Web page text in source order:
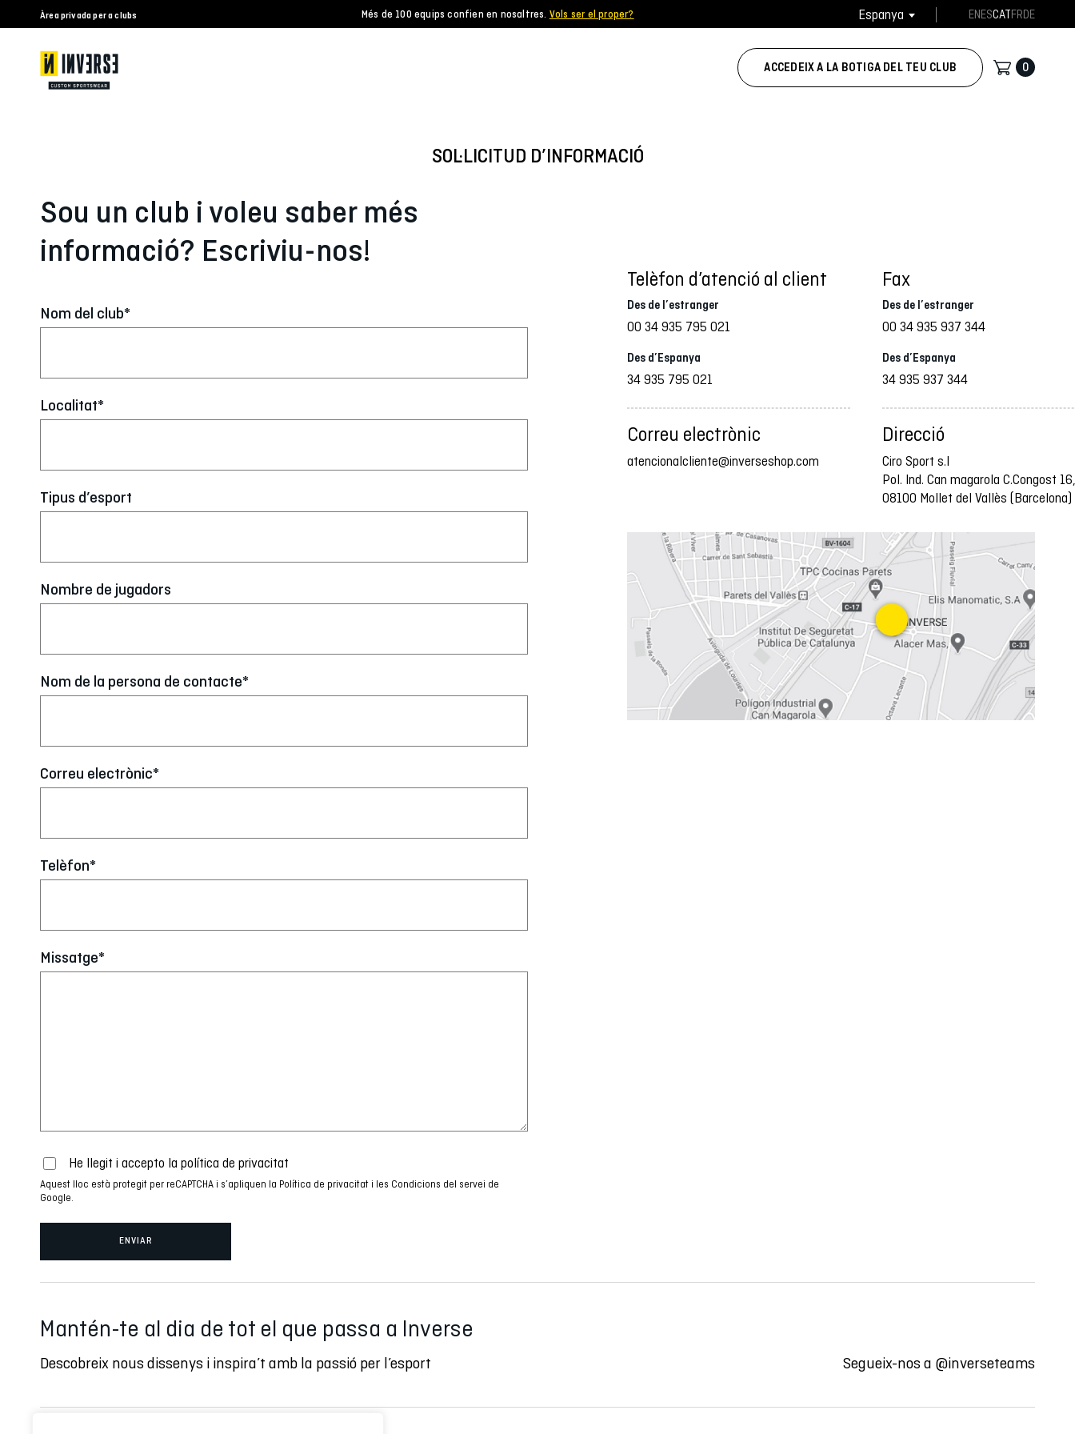
Àrea privada per a clubs Més de 100 equips confien en nosaltres. Vols ser el proper? Espanya EN ESCATFRDE
ACCEDEIX A LA BOTIGA DEL TEU CLUB 0
SOL·LICITUD D’INFORMACIÓ
Sou un club i voleu saber més
informació? Escriviu-nos!
Nom del club*
Localitat*
Tipus d’esport
Nombre de jugadors
Nom de la persona de contacte*
Correu electrònic*
Telèfon*
Missatge*
He llegit i accepto la política de privacitat
Aquest lloc està protegit per reCAPTCHA i s’apliquen la Política de privacitat i les Condicions del servei de
Google.
Telèfon d’atenció al client
Des de l’estranger
00 34 935 795 021
Des d’Espanya
34 935 795 021
Fax
Des de l’estranger
00 34 935 937 344
Des d’Espanya
34 935 937 344
Correu electrònic
atencionalcliente@inverseshop.com
Direcció
Ciro Sport s.l
Pol. Ind. Can magarola C.Congost
08100 Mollet del Vallès (Barcelona)
Mantén-te al dia de tot el que passa a Inverse
Descobreix nous dissenys i inspira’t amb la passió per l’esport Segueix-nos a @inverseteams